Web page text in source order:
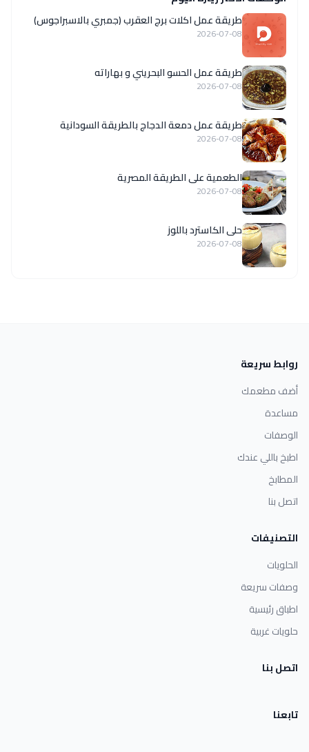
طريقة عمل اكلات برج العقرب (جمبري بالاسبراجوس)
2026-07-08
طريقة عمل الحسو البحريني و بهاراته
2026-07-08
طريقة عمل دمعة الدجاج بالطريقة السودانية
2026-07-08
الطعمية على الطريقة المصرية
2026-07-08
حلى الكاسترد باللوز
2026-07-08
روابط سريعة
أضف مطعمك
مساعدة
الوصفات
اطبخ باللي عندك
المطابخ
اتصل بنا
التصنيفات
الحلويات
وصفات سريعة
اطباق رئيسية
حلويات غربية
اتصل بنا
تابعنا